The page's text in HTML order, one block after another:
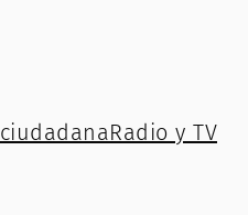
Radio y TV